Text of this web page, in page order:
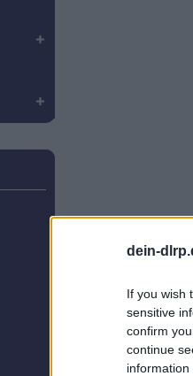
dein-
If you wish
sensitive
confirm
continue